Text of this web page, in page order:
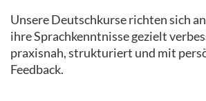
Unsere Deutschkurse richten sich
ihre Sprachkenntnisse gezielt
praxisnah, strukturiert und mit
Feedback.